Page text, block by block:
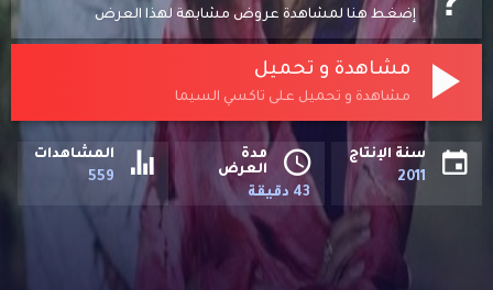
إضغط هنا لمشاهدة عروض مشابهة لهذا العرض
مشاهدة و تحميل
مشاهدة و تحميل على تاكسي السيما
سنة الإنتاج
2011
مدة
العرض
43 دقيقة
المشاهدات
559